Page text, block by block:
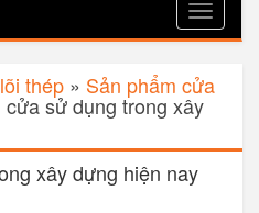
Toggle
thép » Sản phẩm cửa
cửa sử dụng trong xây
xây dựng hiện nay